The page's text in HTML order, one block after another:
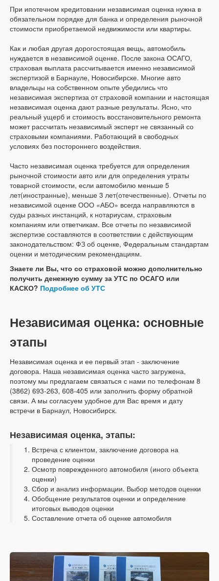
При ипотечном кредитовании независимая оценка нужна в
обязательном порядке для банка и определения рыночной
стоимости приобретаемой недвижимости или квартиры.
Как и любая другая дорогостоящая вещь, автомобиль
нуждается в независимой оценке. После закона ОСАГО,
страховая выплата рассчитывается именно независимой
экспертизой в Барнауле, Новосибирске. Многие авто
владельцы на собственном опыте убедились что
независимая экспертиза от страховой компании и настоящая
независимая оценка дают разные результаты. Ясно, что
реальный ущерб и стоимость восстановительного ремонта
может рассчитать независимый эксперт не связанный со
страховыми компаниями. Работающий в свободных
условиях без постороннего воздействия.
Часто независимая оценка требуется для определения
рыночной стоимости авто или для определения утраты
товарной стоимости, если автомобилю меньше 5
лет(иностранные), меньше 3 лет(отечественные). Отчеты по
независимой оценке ООО «АБО» всегда направляются в
суды разных инстанций, к нотариусам, страховым
компаниям или ответчикам. Все отчеты по независимой
экспертизе составляются в соответствии с действующим
законодательством: ФЗ об оценке, Федеральным стандартам
оценки и методическим рекомендациям.
Знаете ли Вы, что со страховой можно дополнительно
получить денежную сумму за УТС по ОСАГО или
КАСКО? Подробнее об УТС
Независимая оценка: основные
этапы
Независимая оценка и ее первый этап - заключение
договора. Наша независимая оценка часто загружена,
поэтому мы предлагаем связаться с нами по телефонам 8
(3862) 693-263, 608-405 или заполнить форму обратной
связи. А мы согласуем удобное для Вас время и дату
встречи в Барнаул, Новосибирск.
Независимая оценка, этапы:
Встреча с клиентом, заключение договора на
проведение оценки
Осмотр поврежденного автомобиля (иного объекта
оценки)
Сбор и анализ информации. Выбор методов оценки
Обобщение результатов оценки и определение
итоговых выводов оценки
Составление отчета об оценке автомобиля